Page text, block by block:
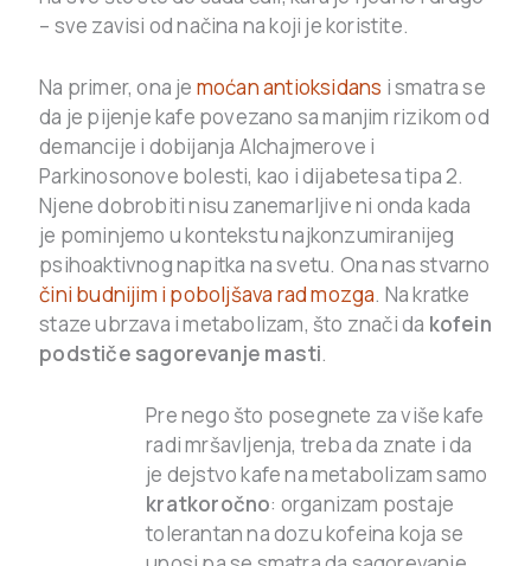
– sve zavisi od načina na koji je koristite.
Na primer, ona je moćan antioksidans i smatra se
da je pijenje kafe povezano sa manjim rizikom od
demancije i dobijanja Alchajmerove i
Parkinosonove bolesti, kao i dijabetesa tipa 2.
Njene dobrobiti nisu zanemarljive ni onda kada
je pominjemo u kontekstu najkonzumiranijeg
psihoaktivnog napitka na svetu. Ona nas stvarno
čini budnijim i poboljšava rad mozga. Na kratke
staze ubrzava i metabolizam, što znači da kofein
podstiče sagorevanje masti.
Pre nego što posegnete za više kafe
radi mršavljenja, treba da znate i da
je dejstvo kafe na metabolizam samo
kratkoročno: organizam postaje
tolerantan na dozu kofeina koja se